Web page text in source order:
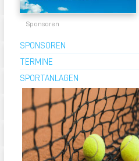
Sponsoren
SPONSOREN
TERMINE
SPORTANLAGEN